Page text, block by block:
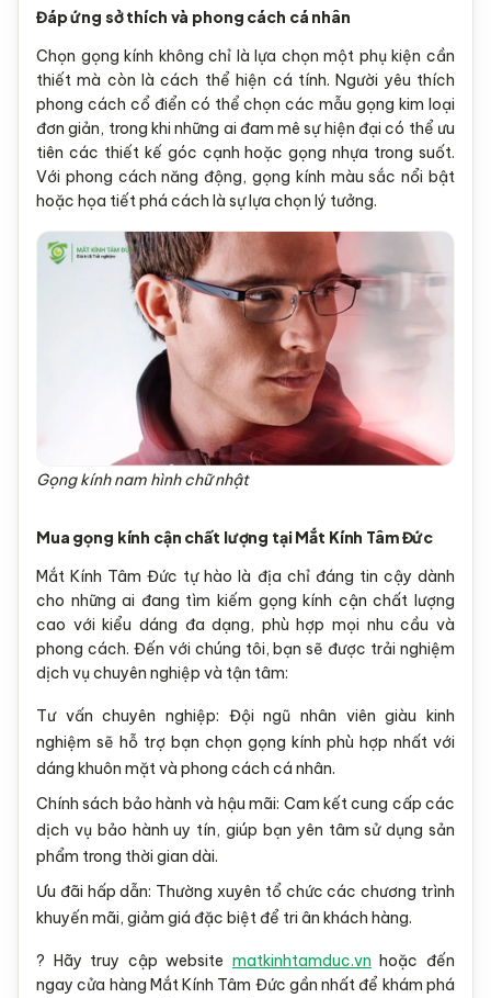
Đáp ứng sở thích và phong cách cá nhân
Chọn gọng kính không chỉ là lựa chọn một phụ kiện cần
thiết mà còn là cách thể hiện cá tính. Người yêu thích
phong cách cổ điển có thể chọn các mẫu gọng kim loại
đơn giản, trong khi những ai đam mê sự hiện đại có thể ưu
tiên các thiết kế góc cạnh hoặc gọng nhựa trong suốt.
Với phong cách năng động, gọng kính màu sắc nổi bật
hoặc họa tiết phá cách là sự lựa chọn lý tưởng.
Gọng kính nam hình chữ nhật
Mua gọng kính cận chất lượng tại Mắt Kính Tâm Đức
Mắt Kính Tâm Đức tự hào là địa chỉ đáng tin cậy dành
cho những ai đang tìm kiếm gọng kính cận chất lượng
cao với kiểu dáng đa dạng, phù hợp mọi nhu cầu và
phong cách. Đến với chúng tôi, bạn sẽ được trải nghiệm
dịch vụ chuyên nghiệp và tận tâm:
Tư vấn chuyên nghiệp: Đội ngũ nhân viên giàu kinh
nghiệm sẽ hỗ trợ bạn chọn gọng kính phù hợp nhất với
dáng khuôn mặt và phong cách cá nhân.
Chính sách bảo hành và hậu mãi: Cam kết cung cấp các
dịch vụ bảo hành uy tín, giúp bạn yên tâm sử dụng sản
phẩm trong thời gian dài.
Ưu đãi hấp dẫn: Thường xuyên tổ chức các chương trình
khuyến mãi, giảm giá đặc biệt để tri ân khách hàng.
? Hãy truy cập website matkinhtamduc.vn hoặc đến
ngay cửa hàng Mắt Kính Tâm Đức gần nhất để khám phá